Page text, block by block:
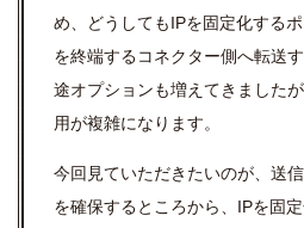
め、どうしてもIPを固定化する
を終端するコネクター側へ転送
途オプションも増えてきました
用が複雑になります。
今回見ていただきたいのが、送
を確保するところから、IPを固